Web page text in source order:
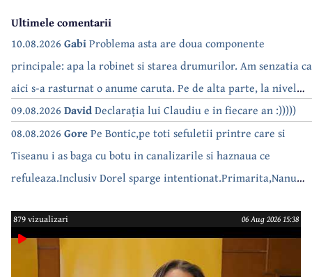
Ultimele comentarii
10.08.2026 GabiProblema asta are doua componente
principale: apa la robinet si starea drumurilor. Am senzatia ca
aici s-a rasturnat o anume caruta. Pe de alta parte, la nivel
national, serialul asta deja a difuzat episoadele 'fara apa' si
'fara energie'. Banuiesc ca urmeaza episodul 'fara hrana'.
09.08.2026 DavidDeclarația lui Claudiu e in fiecare an :)))))
08.08.2026 GorePe Bontic,pe toti sefuletii printre care si
Tiseanu i as baga cu botu in canalizarile si haznaua ce
refuleaza.Inclusiv Dorel sparge intentionat.Primarita,Nanu
879 vizualizari 06 Aug 2026 15:38